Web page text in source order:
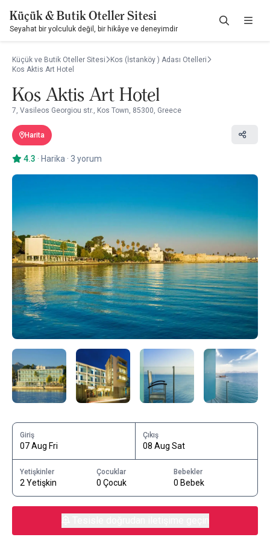
Küçük & Butik Oteller Sitesi
Seyahat bir yolculuk değil, bir hikâye ve deneyimdir
Küçük ve Butik Oteller Sitesi
Kos (İstanköy ) Adası Otelleri
Kos Aktis Art Hotel
Kos Aktis Art Hotel
7, Vasileos Georgiou str., Kos Town, 85300, Greece
Harita
4.3 · Harika · 3 yorum
Giriş
07 Aug Fri
Çıkış
08 Aug Sat
Yetişkinler
2 Yetişkin
Çocuklar
0 Çocuk
Bebekler
0 Bebek